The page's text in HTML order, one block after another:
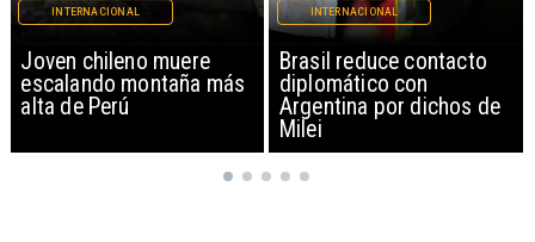
Brasil reduce contacto
diplomático con
Argentina por dichos de
INTERNACIONAL
China restringe
exportación de drones a
EEUU y sanciona
empresas
INTERNACIONAL